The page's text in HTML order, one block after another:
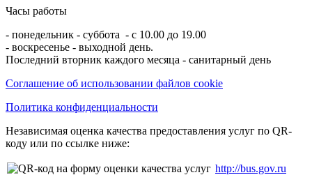
Часы работы
- понедельник - суббота - с 10.00 до 19.00
- воскресенье - выходной день.
Последний вторник каждого месяца - санитарный день
Соглашение об использовании файлов cookie
Политика конфиденциальности
Независимая оценка качества предоставления услуг по QR-
коду или по ссылке ниже:
http://bus.gov.ru